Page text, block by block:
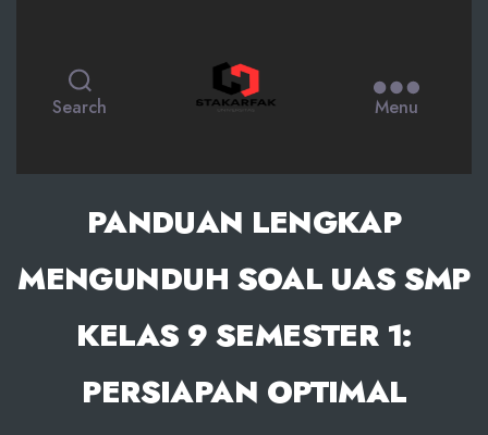
Search Menu
PANDUAN LENGKAP
MENGUNDUH SOAL UAS SMP
KELAS 9 SEMESTER 1:
PERSIAPAN OPTIMAL